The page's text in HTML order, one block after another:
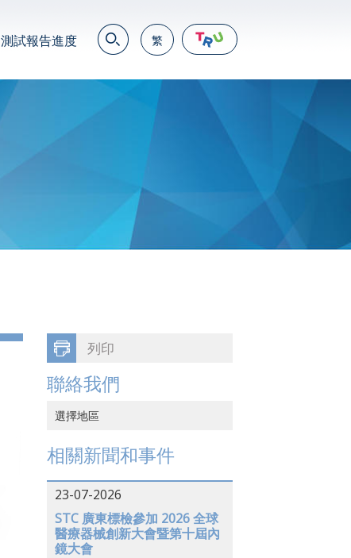
繁
繁
简
VN
測試報告進度
列印
聯絡我們
選擇地區
中國香港
越南
日本
相關新聞和事件
23-07-2026
STC 廣東標檢參加 2026 全球
醫療器械創新大會暨第十屆內
鏡大會